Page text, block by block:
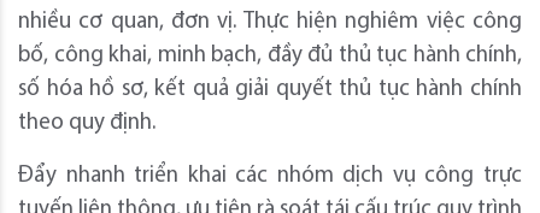
nhiều cơ quan, đơn vị. Thực hiện nghiêm việc công
bố, công khai, minh bạch, đầy đủ thủ tục hành chính,
số hóa hồ sơ, kết quả giải quyết thủ tục hành chính
theo quy định.
Đẩy nhanh triển khai các nhóm dịch vụ công trực